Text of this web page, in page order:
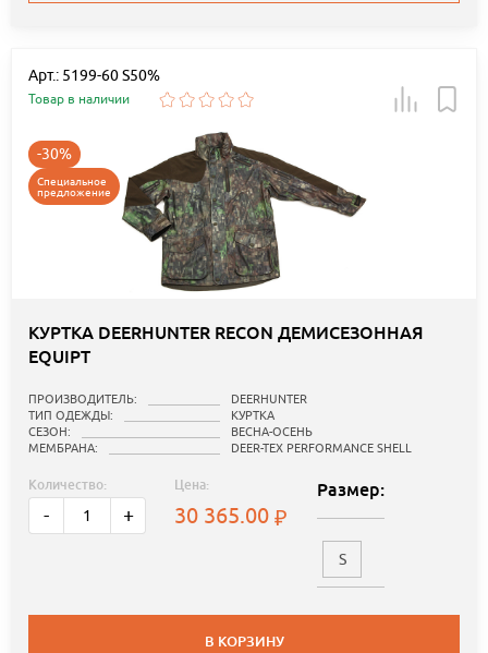
Арт.: 5199-60 S50%
Товар в наличии
-30%
Специальное
предложение
КУРТКА DEERHUNTER RECON ДЕМИСЕЗОННАЯ
EQUIPT
ПРОИЗВОДИТЕЛЬ:
DEERHUNTER
ТИП ОДЕЖДЫ:
КУРТКА
СЕЗОН:
ВЕСНА-ОСЕНЬ
МЕМБРАНА:
DEER-TEX PERFORMANCE SHELL
Количество:
- +
Цена:
30 365.00
Размер:
S
В КОРЗИНУ